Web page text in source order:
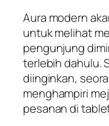
Aura modern
untuk melihat
pengunjung
terlebih dahulu.
diinginkan,
menghampiri
pesanan di